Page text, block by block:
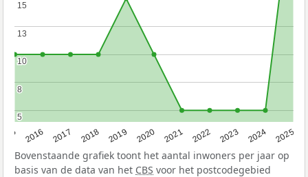
2016 2017 2018 2019 2020 2021 2022 2023 2024 2025
5
5
8
8
10
10
13
13
15
15
Bovenstaande grafiek toont het aantal inwoners per jaar op
basis van de data van het CBS voor het postcodegebied